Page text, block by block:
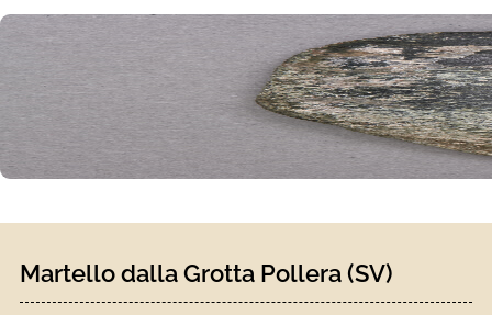
Martello dalla Grotta Pollera (SV)